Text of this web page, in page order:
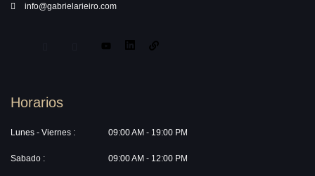
info@gabrielarieiro.com
Horarios
Lunes - Viernes :
Sabado :
09:00 AM - 19:00 PM
09:00 AM - 12:00 PM